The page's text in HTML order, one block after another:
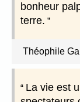
bonheur
terre.
Théophile
La vie est